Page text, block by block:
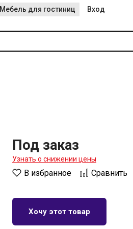
Мебель для гостиниц Вход
Под заказ
Узнать о снижении цены
В избранное Сравнить
Хочу этот товар